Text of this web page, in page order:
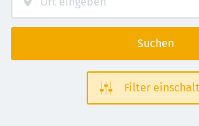
Suchen
Filter